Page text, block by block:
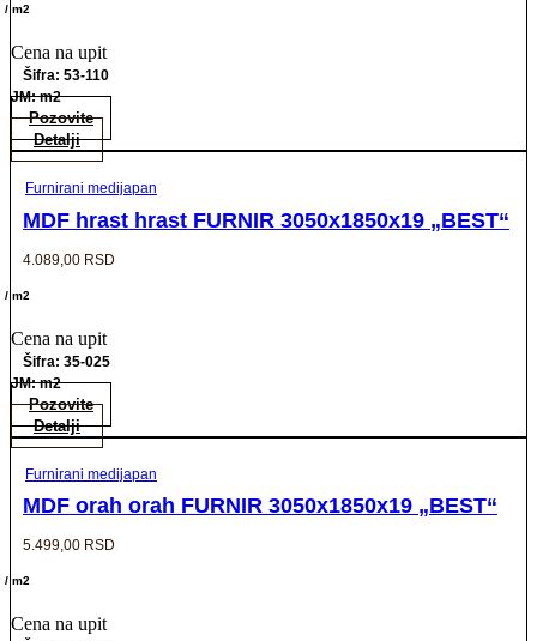
/ m2
Cena na upit
Šifra: 53-110
JM: m2
Pozovite
Detalji
Furnirani medijapan
MDF hrast hrast FURNIR 3050x1850x19 „BEST“
4.089,00 RSD
/ m2
Cena na upit
Šifra: 35-025
JM: m2
Pozovite
Detalji
Furnirani medijapan
MDF orah orah FURNIR 3050x1850x19 „BEST“
5.499,00 RSD
/ m2
Cena na upit